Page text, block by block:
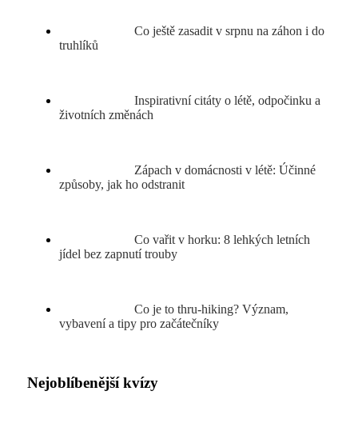
Co ještě zasadit v srpnu na záhon i do
truhlíků
Inspirativní citáty o létě, odpočinku a
životních změnách
Zápach v domácnosti v létě: Účinné
způsoby, jak ho odstranit
Co vařit v horku: 8 lehkých letních
jídel bez zapnutí trouby
Co je to thru-hiking? Význam,
vybavení a tipy pro začátečníky
Nejoblíbenější kvízy